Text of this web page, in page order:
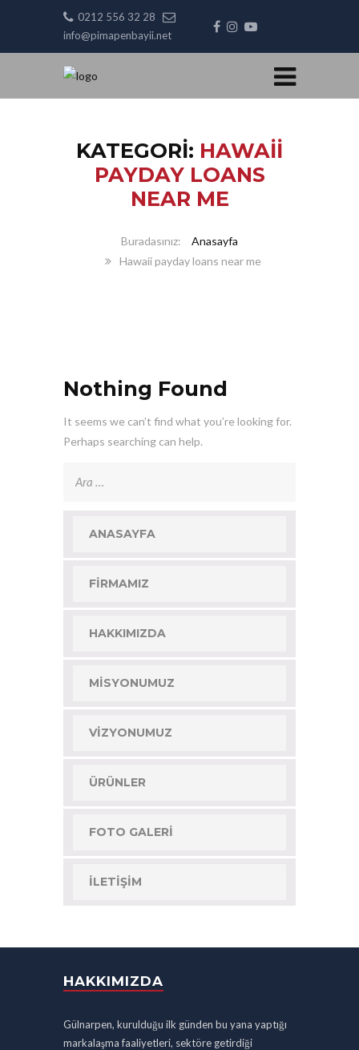
0212 556 32 28
info@pimapenbayii.net
KATEGORI: HAWAII
PAYDAY LOANS
NEAR ME
Anasayfa
Hawaii payday loans near me
Nothing Found
It seems we can’t find what you’re looking for.
Perhaps searching can help.
ANASAYFA
FIRMAMIZ
HAKKIMIZDA
MISYONUMUZ
VIZYONUMUZ
ÜRÜNLER
FOTO GALERI
İLETIŞIM
HAKKIMIZDA
Gülnarpen, kurulduğu ilk günden bu yana yaptığı
markalaşma faaliyetleri, sektöre getirdiği